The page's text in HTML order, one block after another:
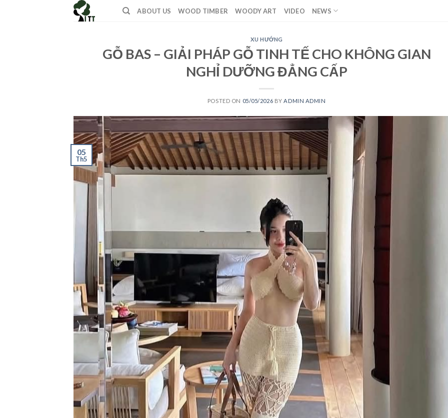
ABOUT US WOOD TIMBER WOODY ART VIDEO NEWS
XU HƯỚNG
GỖ BAS – GIẢI PHÁP GỖ TINH TẾ CHO KHÔNG GIAN
NGHỈ DƯỠNG ĐẲNG CẤP
POSTED ON 05/05/2026 BY ADMIN ADMIN
05
Th5